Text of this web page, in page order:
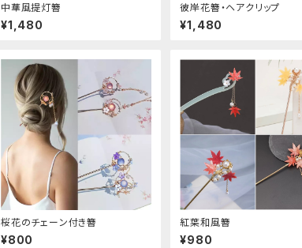
中華風提灯簪
¥1,480
彼岸花簪・ヘアクリップ
¥1,480
桜花のチェーン付き簪
¥800
紅葉和風簪
¥980